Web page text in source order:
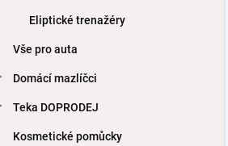
Eliptické trenažéry
Vše pro auta
Domácí mazlíčci
Teka DOPRODEJ
Kosmetické pomůcky